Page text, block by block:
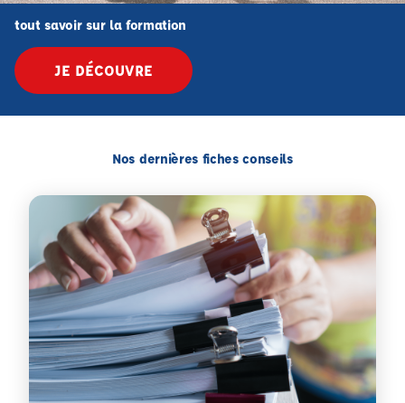
tout savoir sur la formation
JE DÉCOUVRE
Nos dernières fiches conseils